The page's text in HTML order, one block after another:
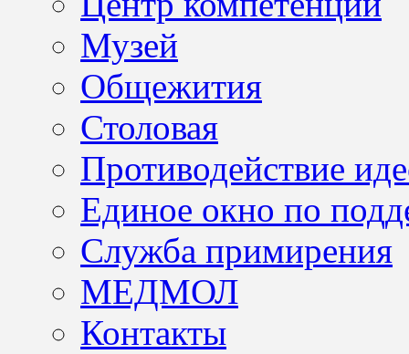
Музей
Общежития
Столовая
Противодействие
Единое окно по
Служба примирения
МЕДМОЛ
Контакты